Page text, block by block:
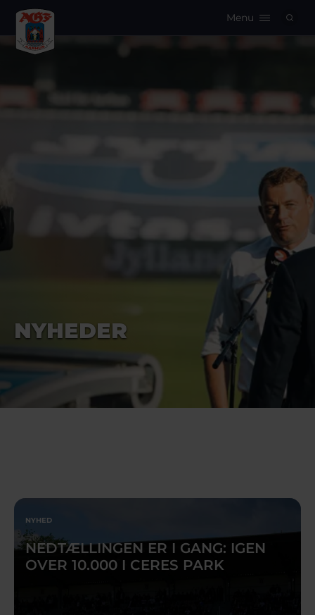
Menu
NYHEDER
NYHED
NEDTÆLLINGEN ER I GANG: IGEN
OVER 10.000 I CERES PARK